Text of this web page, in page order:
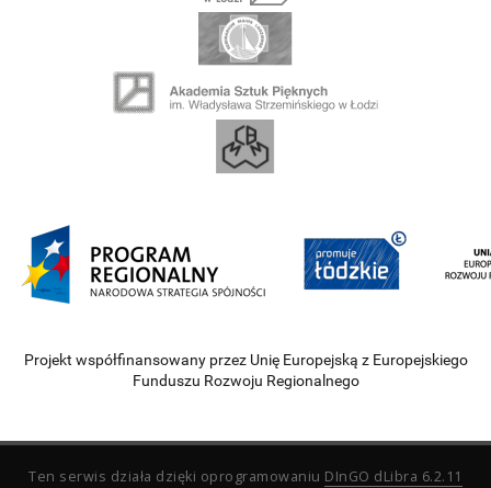
Projekt współfinansowany przez Unię Europejską z Europejskiego
Funduszu Rozwoju Regionalnego
Ten serwis działa dzięki oprogramowaniu DInGO dLibra 6.2.11